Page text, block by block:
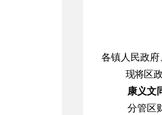
各镇人民政府
现将区
康义文
分管区